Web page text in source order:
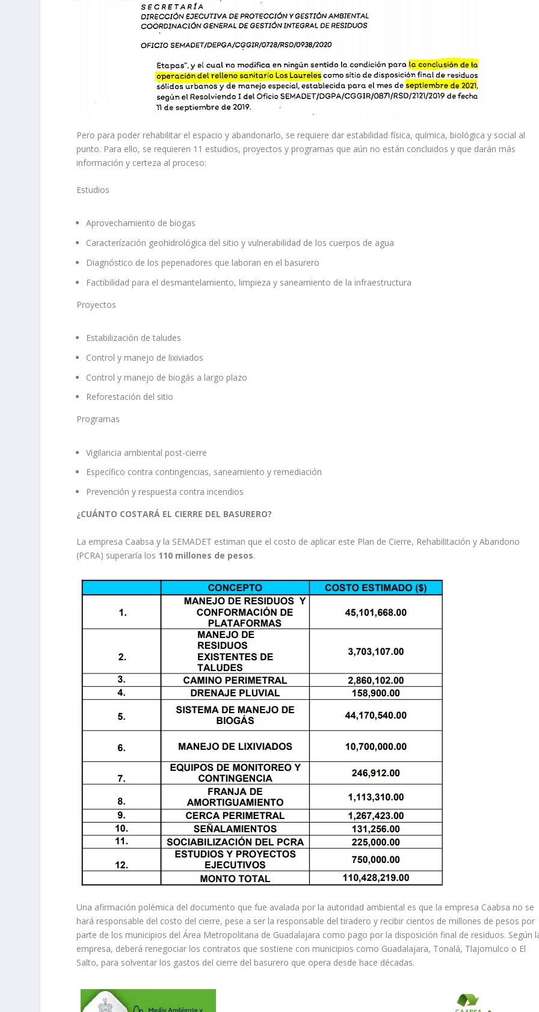
Pero para poder rehabilitar el espacio y abandonarlo, se requiere dar estabilidad física, química, biológica y social al
punto. Para ello, se requieren 11 estudios, proyectos y programas que aún no están concluidos y que darán más
información y certeza al proceso:
Estudios
Aprovechamiento de biogas
Caracterízación geohidrológica del sitio y vulnerabilidad de los cuerpos de agua
Diagnóstico de los pepenadores que laboran en el basurero
Factibilidad para el desmantelamiento, limpieza y saneamiento de la infraestructura
Proyectos
Estabilización de taludes
Control y manejo de lixiviados
Control y manejo de biogás a largo plazo
Reforestación del sitio
Programas
Vigilancia ambiental post-cierre
Específico contra contingencias, saneamiento y remediación
Prevención y respuesta contra incendios
¿CUÁNTO COSTARÁ EL CIERRE DEL BASURERO?
La empresa Caabsa y la SEMADET estiman que el costo de aplicar este Plan de Cierre, Rehabilitación y Abandono
(PCRA) superaría los 110 millones de pesos.
Una afirmación polémica del documento que fue avalada por la autoridad ambiental es que la empresa Caabsa no se
hará responsable del costo del cierre, pese a ser la responsable del tiradero y recibir cientos de millones de pesos por
parte de los municipios del Área Metropolitana de Guadalajara como pago por la disposición final de residuos. Según
empresa, deberá renegociar los contratos que sostiene con municipios como Guadalajara, Tonalá, Tlajomulco o El
Salto, para solventar los gastos del cierre del basurero que opera desde hace décadas.